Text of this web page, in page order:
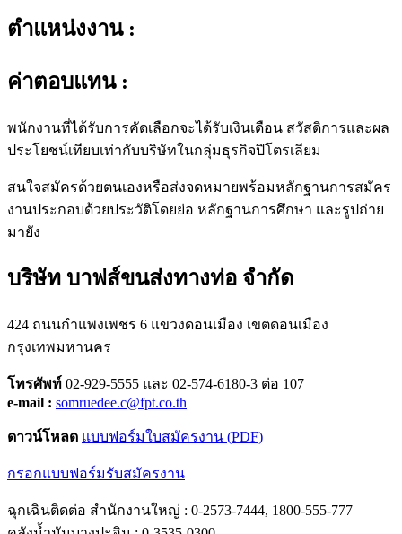
ตำแหน่งงาน :
ค่าตอบแทน :
พนักงานที่ได้รับการคัดเลือกจะได้รับเงินเดือน สวัสดิการและผล
ประโยชน์เทียบเท่ากับบริษัทในกลุ่มธุรกิจปิโตรเลียม
สนใจสมัครด้วยตนเองหรือส่งจดหมายพร้อมหลักฐานการสมัคร
งานประกอบด้วยประวัติโดยย่อ หลักฐานการศึกษา และรูปถ่าย
มายัง
บริษัท บาฟส์ขนส่งทางท่อ จำกัด
424 ถนนกำแพงเพชร 6 แขวงดอนเมือง เขตดอนเมือง
กรุงเทพมหานคร
โทรศัพท์ 02-929-5555 และ 02-574-6180-3 ต่อ 107
e-mail : somruedee.c@fpt.co.th
ดาวน์โหลด แบบฟอร์มใบสมัครงาน (PDF)
กรอกแบบฟอร์มรับสมัครงาน
ฉุกเฉินติดต่อ สำนักงานใหญ่ : 0-2573-7444, 1800-555-777